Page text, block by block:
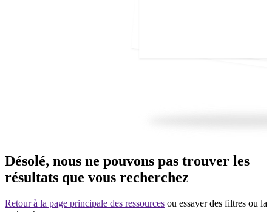
Désolé, nous ne pouvons pas trouver les
résultats que vous recherchez
Retour à la page principale des ressources ou essayer des filtres ou la